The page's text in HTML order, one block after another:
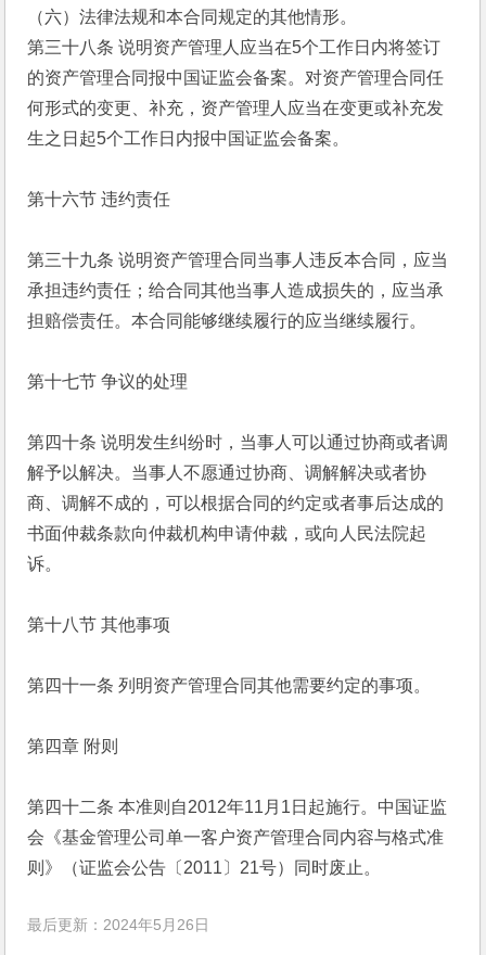
（六）法律法规和本合同规定的其他情形。
第三十八条 说明资产管理人应当在5个工作日内将签订
的资产管理合同报中国证监会备案。对资产管理合同任
何形式的变更、补充，资产管理人应当在变更或补充发
生之日起5个工作日内报中国证监会备案。
第十六节 违约责任
第三十九条 说明资产管理合同当事人违反本合同，应当
承担违约责任；给合同其他当事人造成损失的，应当承
担赔偿责任。本合同能够继续履行的应当继续履行。
第十七节 争议的处理
第四十条 说明发生纠纷时，当事人可以通过协商或者调
解予以解决。当事人不愿通过协商、调解解决或者协
商、调解不成的，可以根据合同的约定或者事后达成的
书面仲裁条款向仲裁机构申请仲裁，或向人民法院起
诉。
第十八节 其他事项
第四十一条 列明资产管理合同其他需要约定的事项。
第四章 附则
第四十二条 本准则自2012年11月1日起施行。中国证监
会《基金管理公司单一客户资产管理合同内容与格式准
则》（证监会公告〔2011〕21号）同时废止。
最后更新：2024年5月26日